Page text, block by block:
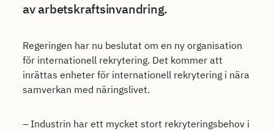
av arbetskraftsinvandring.
Regeringen har nu beslutat om en ny organisation
för internationell rekrytering. Det kommer att
inrättas enheter för internationell rekrytering i nära
samverkan med näringslivet.
– Industrin har ett mycket stort rekryteringsbehov i